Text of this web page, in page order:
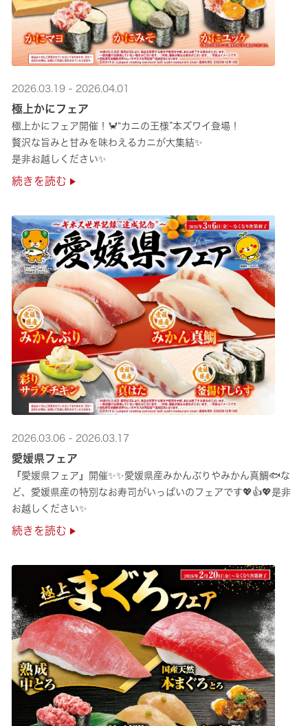
2026.03.19 - 2026.04.01
極上かにフェア
極上かにフェア開催！🦀“カニの王様”本ズワイ登場！
贅沢な旨みと甘みを味わえるカニが大集結✨
是非お越しください✨
続きを読む
2026.03.06 - 2026.03.17
愛媛県フェア
『愛媛県フェア』開催✨✨愛媛県産みかんぶりやみかん真鯛🐟な
ど、愛媛県産の特別なお寿司がいっぱいのフェアです💖👍💖是非
お越しください✨
続きを読む